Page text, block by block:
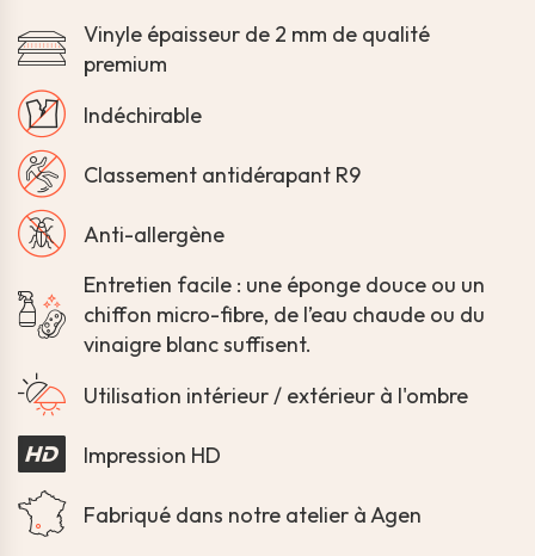
Vinyle épaisseur de 2 mm de qualité
premium
Indéchirable
Classement antidérapant R9
Anti-allergène
Entretien facile : une éponge douce ou un
chiffon micro-fibre, de l’eau chaude ou du
vinaigre blanc suffisent.
Utilisation intérieur / extérieur à l'ombre
Impression HD
Fabriqué dans notre atelier à Agen